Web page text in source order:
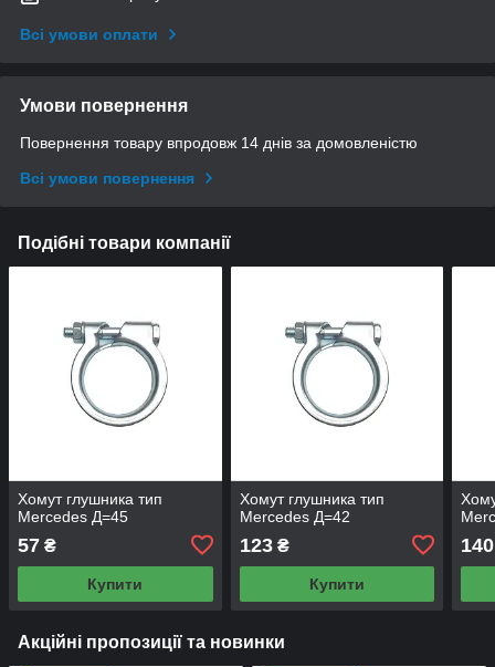
Всі умови оплати
Умови повернення
Повернення товару впродовж 14 днів за домовленістю
Всі умови повернення
Подібні товари компанії
Хомут глушника тип
Mercedes Д=45
57 ₴
Купити
Хомут глушника тип
Mercedes Д=42
123₴
Купити
140
Акційні пропозиції та новинки